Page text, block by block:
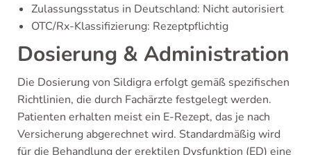
Zulassungsstatus in Deutschland: Nicht autorisiert
OTC/Rx-Klassifizierung: Rezeptpflichtig
Dosierung & Administration
Die Dosierung von Sildigra erfolgt gemäß spezifischen
Richtlinien, die durch Fachärzte festgelegt werden.
Patienten erhalten meist ein E-Rezept, das je nach
Versicherung abgerechnet wird. Standardmäßig wird
für die Behandlung der erektilen Dysfunktion (ED) eine